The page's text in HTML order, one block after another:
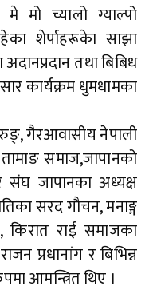
मो च्यालो ग्याल्पो
शेर्पाहरूकेा साझा
तथा बिबिध
कार्यक्रम धुमधामका
गैरआवासीय नेपाली
समाज,जापानको
संघ जापानका अध्यक्ष
सरद गौचन, मनाङ्ग
किरात राई समाजका
प्रधानांग र बिभिन्न
आमन्त्रित थिए ।